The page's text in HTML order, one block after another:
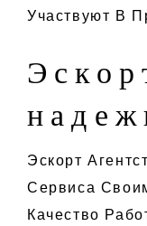
Участвуют В
Эскорт
Сервиса
Качество